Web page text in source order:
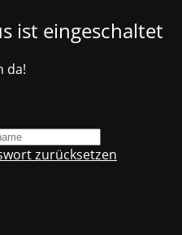
ist eingeschaltet
da!
zurücksetzen